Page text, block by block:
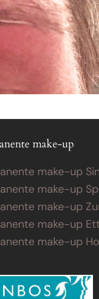
make-up
make-up
make-up
make-up
make-up
make-up